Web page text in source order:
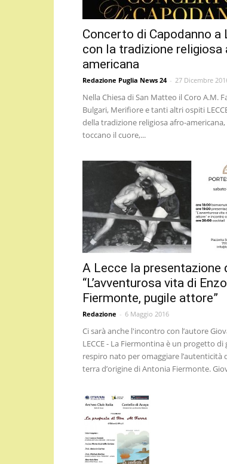
Concerto di Capodanno a
con la tradizione religiosa
americana
Redazione Puglia News 24 - 27 Dicembre
Nella Chiesa di San Matteo il Coro A.M.
Bulgari, Merifiore e tanti altri ospiti
della tradizione religiosa afro-
toccano il cuore,...
A Lecce la presentazione
“L’avventurosa vita di Enzo
Fiermonte, pugile attore”
Redazione - 6 Maggio 2016
Ci sarà anche l'incontro con l’autore
LECCE - La Fiermontina è un progetto di
respiro nato per omaggiare l’autenticità
terra d’origine di Antonia Fiermonte.